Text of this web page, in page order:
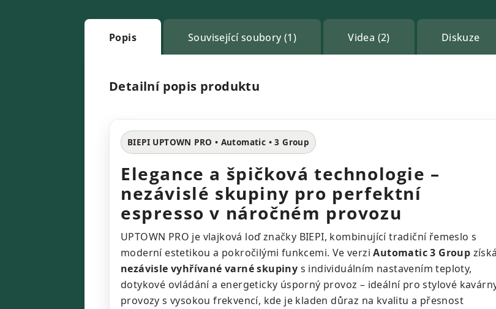
Popis Související soubory (1) Videa (2) Diskuze
Detailní popis produktu
BIEPI UPTOWN PRO • Automatic • 3 Group
Elegance a špičková technologie –
nezávislé skupiny pro perfektní
espresso v náročném provozu
UPTOWN PRO je vlajková loď značky BIEPI, kombinující tradiční řemeslo s
moderní estetikou a pokročilými funkcemi. Ve verziAutomatic 3 Group
nezávisle vyhřívané varné skupiny s individuálním nastavením teploty,
dotykové ovládání a energeticky úsporný provoz – ideální pro stylové
provozy s vysokou frekvencí, kde je kladen důraz na kvalitu a přesnost